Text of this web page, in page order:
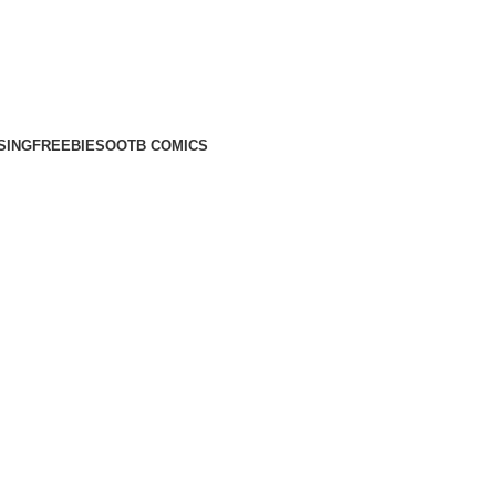
FREEBIESOOTB COMICS